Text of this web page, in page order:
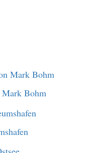
Mark Bohm